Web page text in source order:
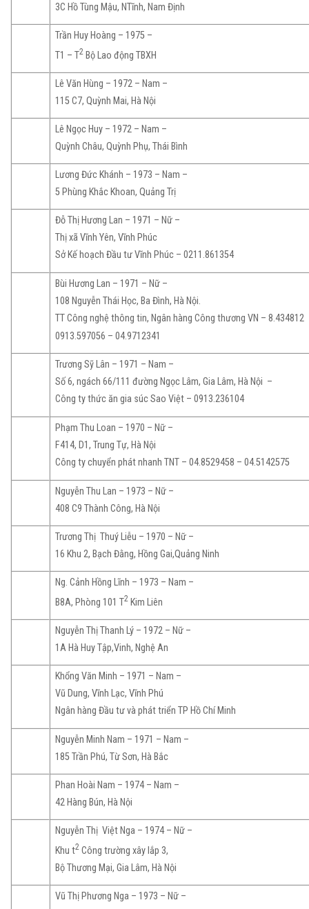
3C Hồ Tùng Mậu, NTĩnh, Nam Định
Trần Huy Hoàng – 1975 –
T1 – T2 Bộ Lao động TBXH
Lê Văn Hùng – 1972 – Nam –
115 C7, Quỳnh Mai, Hà Nội
Lê Ngọc Huy – 1972 – Nam –
Quỳnh Châu, Quỳnh Phụ, Thái Bình
Lương Đức Khánh – 1973 – Nam –
5 Phùng Khắc Khoan, Quảng Trị
Đỗ Thị Hương Lan – 1971 – Nữ –
Thị xã Vĩnh Yên, Vĩnh Phúc
Sở Kế hoạch Đầu tư Vĩnh Phúc – 0211.861354
Bùi Hương Lan – 1971 – Nữ –
108 Nguyễn Thái Học, Ba Đình, Hà Nội.
TT Công nghệ thông tin, Ngân hàng Công thương VN – 8.434812
0913.597056 – 04.9712341
Trương Sỹ Lân – 1971 – Nam –
Số 6, ngách 66/111 đường Ngọc Lâm, Gia Lâm, Hà Nội –
Công ty thức ăn gia súc Sao Việt – 0913.236104
Phạm Thu Loan – 1970 – Nữ –
F414, D1, Trung Tự, Hà Nội
Công ty chuyển phát nhanh TNT – 04.8529458 – 04.5142575
Nguyễn Thu Lan – 1973 – Nữ –
408 C9 Thành Công, Hà Nội
Trương Thị Thuý Liễu – 1970 – Nữ –
16 Khu 2, Bạch Đằng, Hồng Gai,Quảng Ninh
Ng. Cảnh Hồng Lĩnh – 1973 – Nam –
B8A, Phòng 101 T2 Kim Liên
Nguyễn Thị Thanh Lý – 1972 – Nữ –
1A Hà Huy Tập,Vinh, Nghệ An
Khổng Văn Minh – 1971 – Nam –
Vũ Dung, Vĩnh Lạc, Vĩnh Phú
Ngân hàng Đầu tư và phát triển TP Hồ Chí Minh
Nguyễn Minh Nam – 1971 – Nam –
185 Trần Phú, Từ Sơn, Hà Bắc
Phan Hoài Nam – 1974 – Nam –
42 Hàng Bún, Hà Nội
Nguyễn Thị Việt Nga – 1974 – Nữ –
Khu t2 Công trường xây lắp 3,
Bộ Thương Mại, Gia Lâm, Hà Nội
Vũ Thị Phương Nga – 1973 – Nữ –